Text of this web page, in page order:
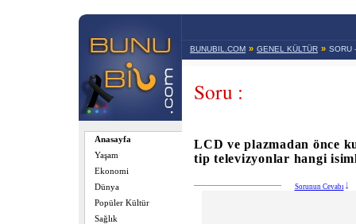
Anasayfa
Yaşam
Ekonomi
Dünya
Popüler Kültür
Sağlık
BUNUBIL.COM » GENEL KÜLTÜR » SORU
Soru :
LCD ve plazmadan önce
tip televizyonlar hangi
Sorunun Cevabı